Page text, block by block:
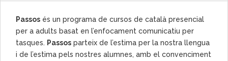
Passos és un programa de cursos de català presencial
per a adults basat en l’enfocament comunicatiu per
tasques. Passos parteix de l’estima per la nostra llengua
i de l’estima pels nostres alumnes, amb el convenciment